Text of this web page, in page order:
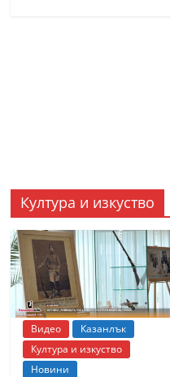
Култура и изкуство
Видео
Казанлък
Култура и изкуство
Новини